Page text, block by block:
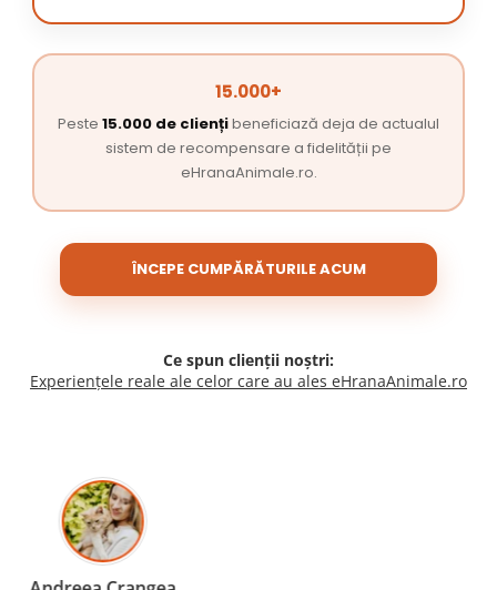
15.000+
Peste 15.000 de cliențibeneficiază deja de actualul
sistem de recompensare a fidelității pe
eHranaAnimale.ro.
ÎNCEPE CUMPĂRĂTURILE ACUM
Ce spun clienții noștri:
Experiențele reale ale celor care au ales eHranaAnimale.ro